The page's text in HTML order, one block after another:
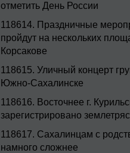
отметить День России
118614. Праздничные
пройдут на нескольких
Корсакове
118615. Уличный концерт
Южно-Сахалинске
118616. Восточнее г.
зарегистрировано
118617. Сахалинцам с
намного сложнее